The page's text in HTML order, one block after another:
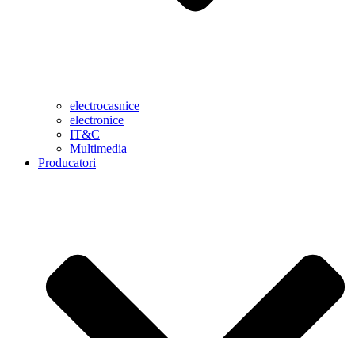
electrocasnice
electronice
IT&C
Multimedia
Producatori